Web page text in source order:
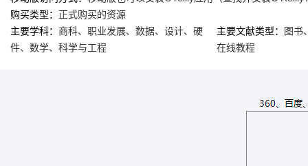
购买类型： 正式购买的资源
主要学科： 商科、职业发展、数据、设计、硬
件、数学、科学与工程
主要文献类型：
图书
在线教程